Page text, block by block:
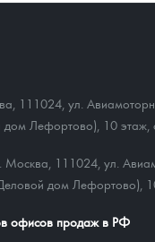
111024 ул.
дом Лефортово), 10
Москва, 111024, ул.
Деловой дом Лефортово),
офисов продаж в РФ